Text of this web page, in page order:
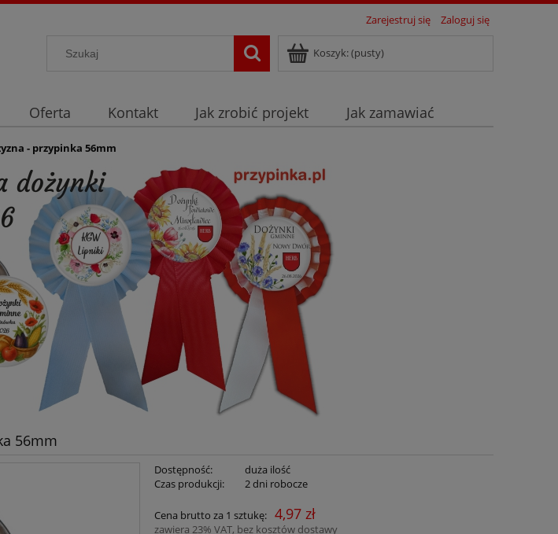
Zarejestruj się Zaloguj się
Koszyk:(pusty)
Oferta Kontakt Jak zrobić projekt
Jak zamawiać
- przypinka 56mm
56mm
Dostępność:
duża ilość
Czas produkcji:
2 dni robocze
Cena brutto za 1 sztukę: 4,97 zł
zawiera 23% VAT, bez kosztów dostawy